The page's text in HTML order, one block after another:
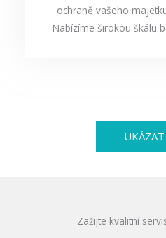
ochraně vašeho
Nabízíme širokou škálu
Zažijte kvalitní